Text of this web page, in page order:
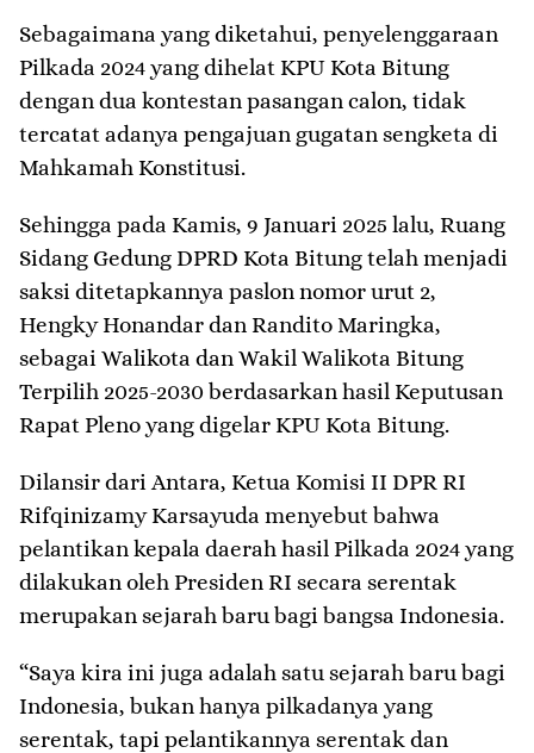
Sebagaimana yang diketahui, penyelenggaraan
Pilkada 2024 yang dihelat KPU Kota Bitung
dengan dua kontestan pasangan calon, tidak
tercatat adanya pengajuan gugatan sengketa di
Mahkamah Konstitusi.
Sehingga pada Kamis, 9 Januari 2025 lalu, Ruang
Sidang Gedung DPRD Kota Bitung telah menjadi
saksi ditetapkannya paslon nomor urut 2,
Hengky Honandar dan Randito Maringka,
sebagai Walikota dan Wakil Walikota Bitung
Terpilih 2025-2030 berdasarkan hasil Keputusan
Rapat Pleno yang digelar KPU Kota Bitung.
Dilansir dari Antara, Ketua Komisi II DPR RI
Rifqinizamy Karsayuda menyebut bahwa
pelantikan kepala daerah hasil Pilkada 2024 yang
dilakukan oleh Presiden RI secara serentak
merupakan sejarah baru bagi bangsa Indonesia.
“Saya kira ini juga adalah satu sejarah baru bagi
Indonesia, bukan hanya pilkadanya yang
serentak, tapi pelantikannya serentak dan